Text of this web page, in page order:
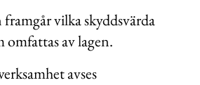
vilka skyddsvärda
omfattas av lagen.
avses